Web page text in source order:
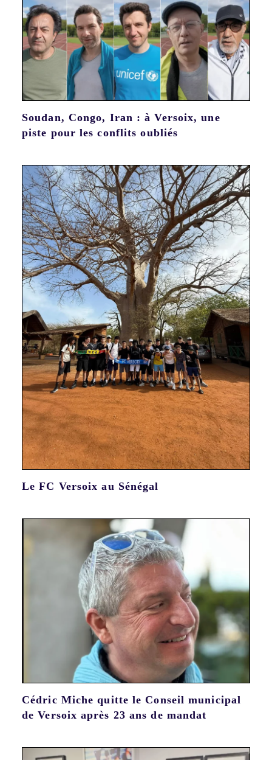
Soudan, Congo, Iran : à Versoix, une
piste pour les conflits oubliés
Le FC Versoix au Sénégal
Cédric Miche quitte le Conseil municipal
de Versoix après 23 ans de mandat